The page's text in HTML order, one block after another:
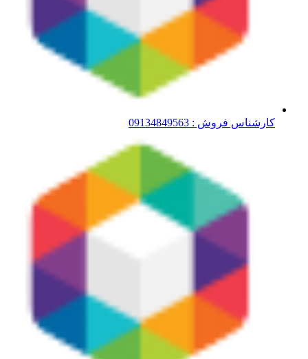
کارشناس فروش : 09134849563